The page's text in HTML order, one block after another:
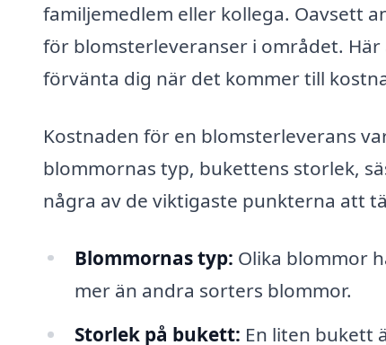
familjemedlem eller kollega. Oavsett
för blomsterleveranser i området.
förvänta dig när det kommer till
Kostnaden för en blomsterleverans
blommornas typ, bukettens storlek,
några av de viktigaste punkterna att
Blommornas typ: Olika blommor
mer än andra sorters blommor.
Storlek på bukett: En liten bukett